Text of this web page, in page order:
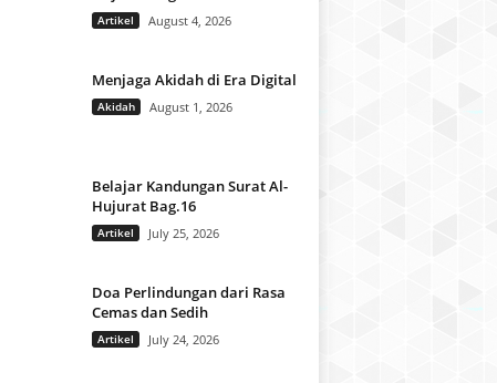
Artikel August 4, 2026
Menjaga Akidah di Era Digital
Akidah August 1, 2026
Belajar Kandungan Surat Al-
Hujurat Bag.16
Artikel July 25, 2026
Doa Perlindungan dari Rasa
Cemas dan Sedih
Artikel July 24, 2026